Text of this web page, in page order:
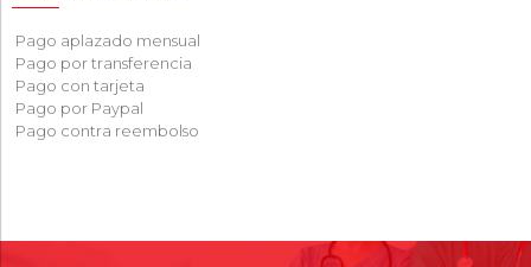
Pago aplazado mensual
Pago por transferencia
Pago con tarjeta
Pago por Paypal
Pago contra reembolso